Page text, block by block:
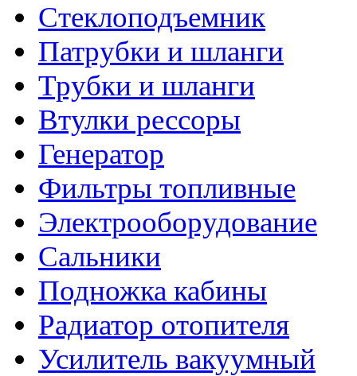
Стеклоподъемник
Патрубки и шланги
Трубки и шланги
Втулки рессоры
Генератор
Фильтры топливные
Электрооборудование
Сальники
Подножка кабины
Радиатор отопителя
Усилитель вакуумный